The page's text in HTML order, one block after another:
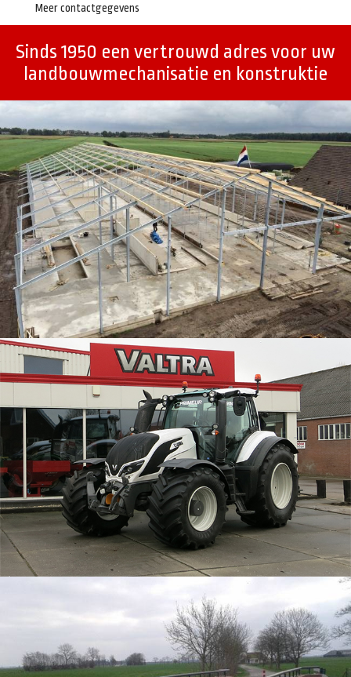
Meer contactgegevens
Sinds 1950 een vertrouwd adres voor uw
landbouwmechanisatie en konstruktie